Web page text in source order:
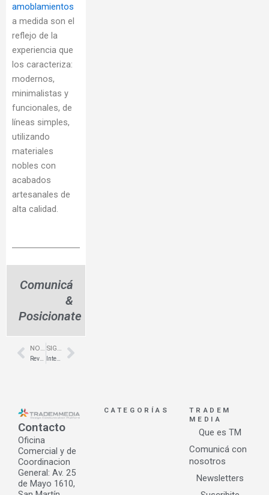
amoblamientos
a medida son el
reflejo de la
experiencia que
los caracteriza:
modernos,
minimalistas y
funcionales, de
líneas simples,
utilizando
materiales
nobles con
acabados
artesanales de
alta calidad.
Comunicá
&
Posicionate
Prev
NOTA ANTERIOR SIGUIENTE NOTA Next
Contacto
Oficina
Comercial y de
Coordinacion
General: Av. 25
de Mayo 1610,
CATEGORÍAS
TRADEM
MEDIA
Que es TM
Comunicá con
nosotros
Newsletters